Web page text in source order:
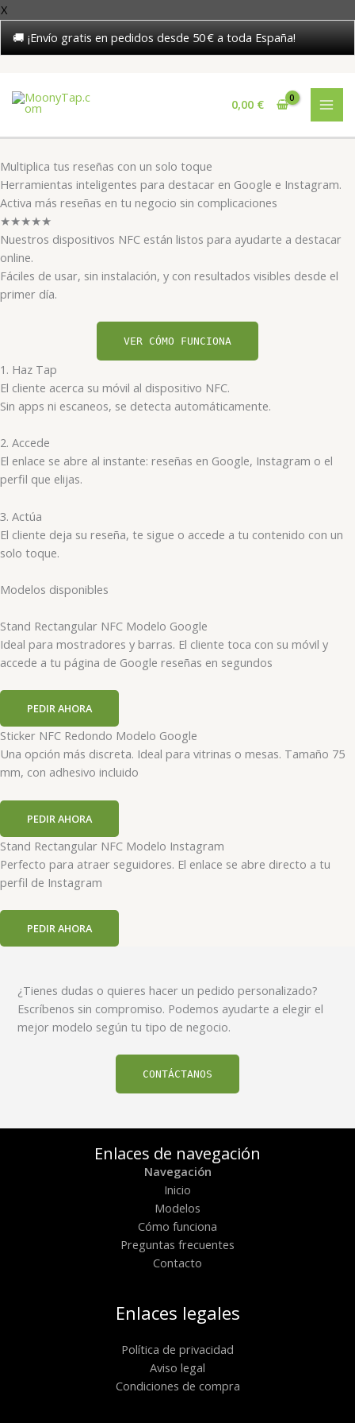
X
🚚 ¡Envío gratis en pedidos desde 50 € a toda España!
contenido
0,00 €
Multiplica tus reseñas con un solo toque
Herramientas inteligentes para destacar en Google e Instagram.
Activa más reseñas en tu negocio sin complicaciones
★★★★★
Nuestros dispositivos NFC están listos para ayudarte a destacar
online.
Fáciles de usar, sin instalación, y con resultados visibles desde el
primer día.
VER CÓMO FUNCIONA
1. Haz Tap
El cliente acerca su móvil al dispositivo NFC.
Sin apps ni escaneos, se detecta automáticamente.
2. Accede
El enlace se abre al instante: reseñas en Google, Instagram o el
perfil que elijas.
3. Actúa
El cliente deja su reseña, te sigue o accede a tu contenido con un
solo toque.
Modelos disponibles
Stand Rectangular NFC Modelo Google
Ideal para mostradores y barras. El cliente toca con su móvil y
accede a tu página de Google reseñas en segundos
PEDIR AHORA
Sticker NFC Redondo Modelo Google
Una opción más discreta. Ideal para vitrinas o mesas. Tamaño 75
mm, con adhesivo incluido
PEDIR AHORA
Stand Rectangular NFC Modelo Instagram
Perfecto para atraer seguidores. El enlace se abre directo a tu
perfil de Instagram
PEDIR AHORA
¿Tienes dudas o quieres hacer un pedido personalizado?
Escríbenos sin compromiso. Podemos ayudarte a elegir el
mejor modelo según tu tipo de negocio.
CONTÁCTANOS
Enlaces de navegación
Navegación
Inicio
Modelos
Cómo funciona
Preguntas frecuentes
Contacto
Enlaces legales
Política de privacidad
Aviso legal
Condiciones de compra